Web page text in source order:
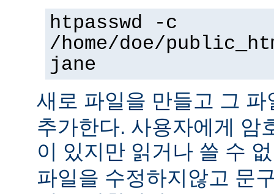
htpasswd -c
/home/doe/
jane
새로 파일을 만들고 그
추가한다. 사용자에게 암
이 있지만 읽거나 쓸 수
파일을 수정하지않고 문